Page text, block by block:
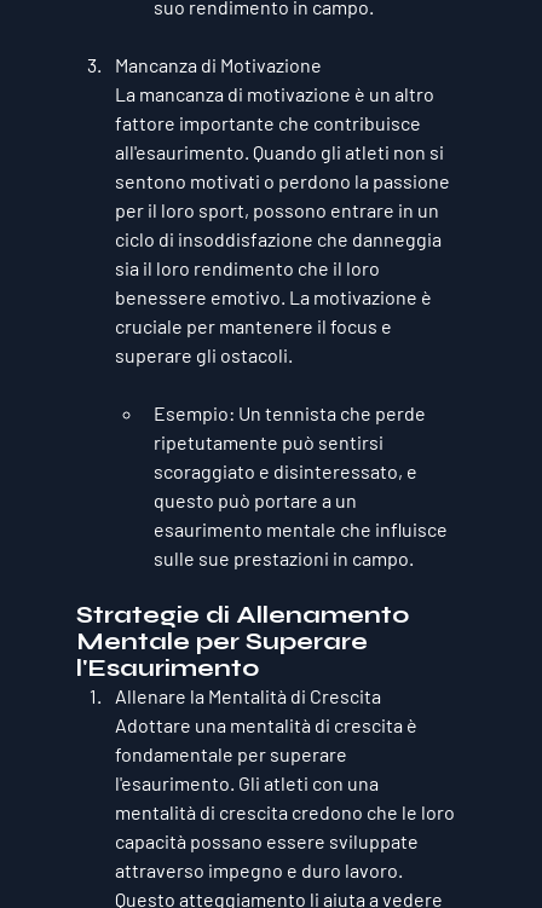
suo rendimento in campo.
Mancanza di Motivazione
La mancanza di motivazione è un altro
fattore importante che contribuisce
all'esaurimento. Quando gli atleti non si
sentono motivati o perdono la passione
per il loro sport, possono entrare in un
ciclo di insoddisfazione che danneggia
sia il loro rendimento che il loro
benessere emotivo. La motivazione è
cruciale per mantenere il focus e
superare gli ostacoli.
Esempio: Un tennista che perde
ripetutamente può sentirsi
scoraggiato e disinteressato, e
questo può portare a un
esaurimento mentale che influisce
sulle sue prestazioni in campo.
Strategie di Allenamento
Mentale per Superare
l'Esaurimento
Allenare la Mentalità di Crescita
Adottare una mentalità di crescita è
fondamentale per superare
l'esaurimento. Gli atleti con una
mentalità di crescita credono che le loro
capacità possano essere sviluppate
attraverso impegno e duro lavoro.
Questo atteggiamento li aiuta a vedere